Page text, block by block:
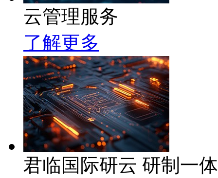
云管理服务
了解更多
君临国际研云 研制一